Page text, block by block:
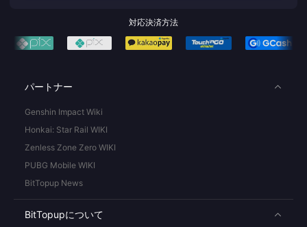
対応決済方法
パートナー
Genshin Impact Wiki
Honkai: Star Rail WIKI
Zenless Zone Zero WIKI
PUBG Mobile WIKI
BitTopup News
BitTopupについて